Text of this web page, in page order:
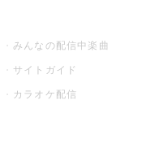
みんなの配信中楽曲
サイトガイド
カラオケ配信